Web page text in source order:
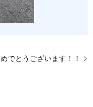
でとうございます！！